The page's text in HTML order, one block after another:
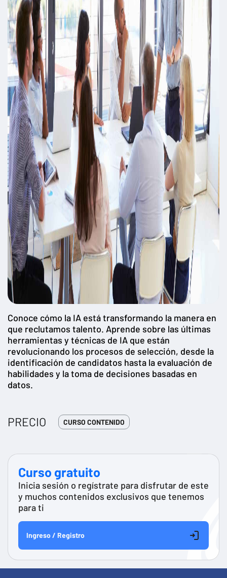
Conoce cómo la IA está transformando la manera en
que reclutamos talento. Aprende sobre las últimas
herramientas y técnicas de IA que están
revolucionando los procesos de selección, desde la
identificación de candidatos hasta la evaluación de
habilidades y la toma de decisiones basadas en
datos.
PRECIO CURSO CONTENIDO
Curso gratuito
Inicia sesión o regístrate para disfrutar de este
y muchos contenidos exclusivos que tenemos
para ti
Ingreso / Registro